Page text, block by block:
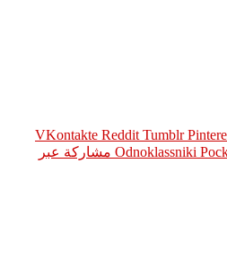
Odnoklassniki مشاركة عبر